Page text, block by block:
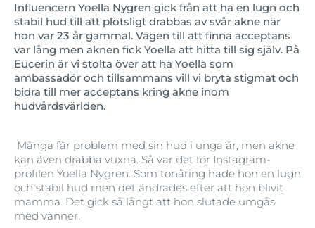
Influencern Yoella Nygren gick från att ha en lugn och
stabil hud till att plötsligt drabbas av svår akne när
hon var 23 år gammal. Vägen till att finna acceptans
var lång men aknen fick Yoella att hitta till sig själv. På
Eucerin är vi stolta över att ha Yoella som
ambassadör och tillsammans vill vi bryta stigmat och
bidra till mer acceptans kring akne inom
hudvårdsvärlden.
Många får problem med sin hud i unga år, men akne
kan även drabba vuxna. Så var det för Instagram-
profilen Yoella Nygren. Som tonåring hade hon en lugn
och stabil hud men det ändrades efter att hon blivit
mamma. Det gick så långt att hon slutade umgås
med vänner.